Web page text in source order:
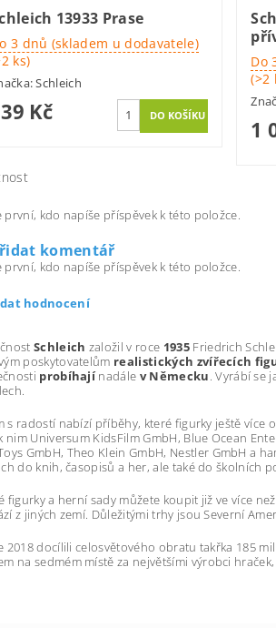
13933 Prase
3 dnů (skladem u dodavatele)
ks)
Schleich
Kč
Do
(>2
1
první, kdo napíše příspěvek k této položce.
komentář
první, kdo napíše příspěvek k této položce.
hodnocení
Schleich založil v roce 1935Friedrich
poskytovatelům realistických zvířecích
probíhajínadále v Německu . Vyrábí
s radostí nabízí příběhy, které figurky ještě více
nim Universum KidsFilm GmbH, Blue Ocean
GmbH, Theo Klein GmbH, Nestler GmbH a
do knih, časopisů a her, ale také do školních
figurky a herní sady můžete koupit již ve více než
z jiných zemí. Důležitými trhy jsou Severní
2018 docílili celosvětového obratu takřka 185
na sedmém místě za největšími výrobci hraček,